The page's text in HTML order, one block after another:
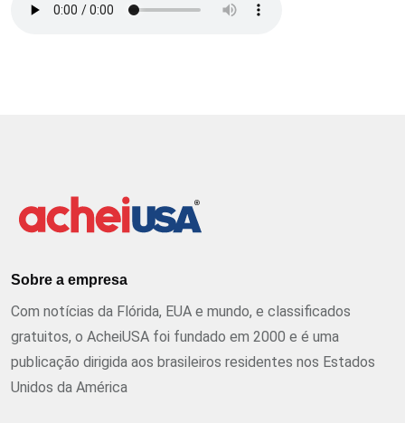
Sobre a empresa
Com notícias da Flórida, EUA e mundo, e classificados
gratuitos, o AcheiUSA foi fundado em 2000 e é uma
publicação dirigida aos brasileiros residentes nos Estados
Unidos da América